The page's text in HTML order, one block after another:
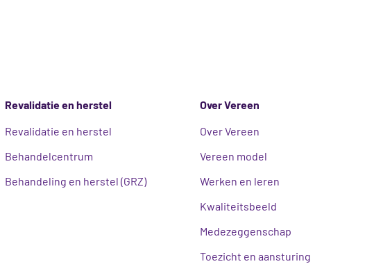
Revalidatie en herstel
Revalidatie en herstel
Behandelcentrum
Behandeling en herstel (GRZ)
Over Vereen
Over Vereen
Vereen model
Werken en leren
Kwaliteitsbeeld
Medezeggenschap
Toezicht en aansturing